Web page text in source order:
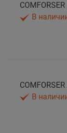
В
В